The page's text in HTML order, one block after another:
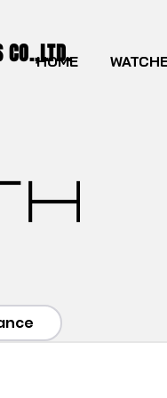
CO.,LTD.
HOME